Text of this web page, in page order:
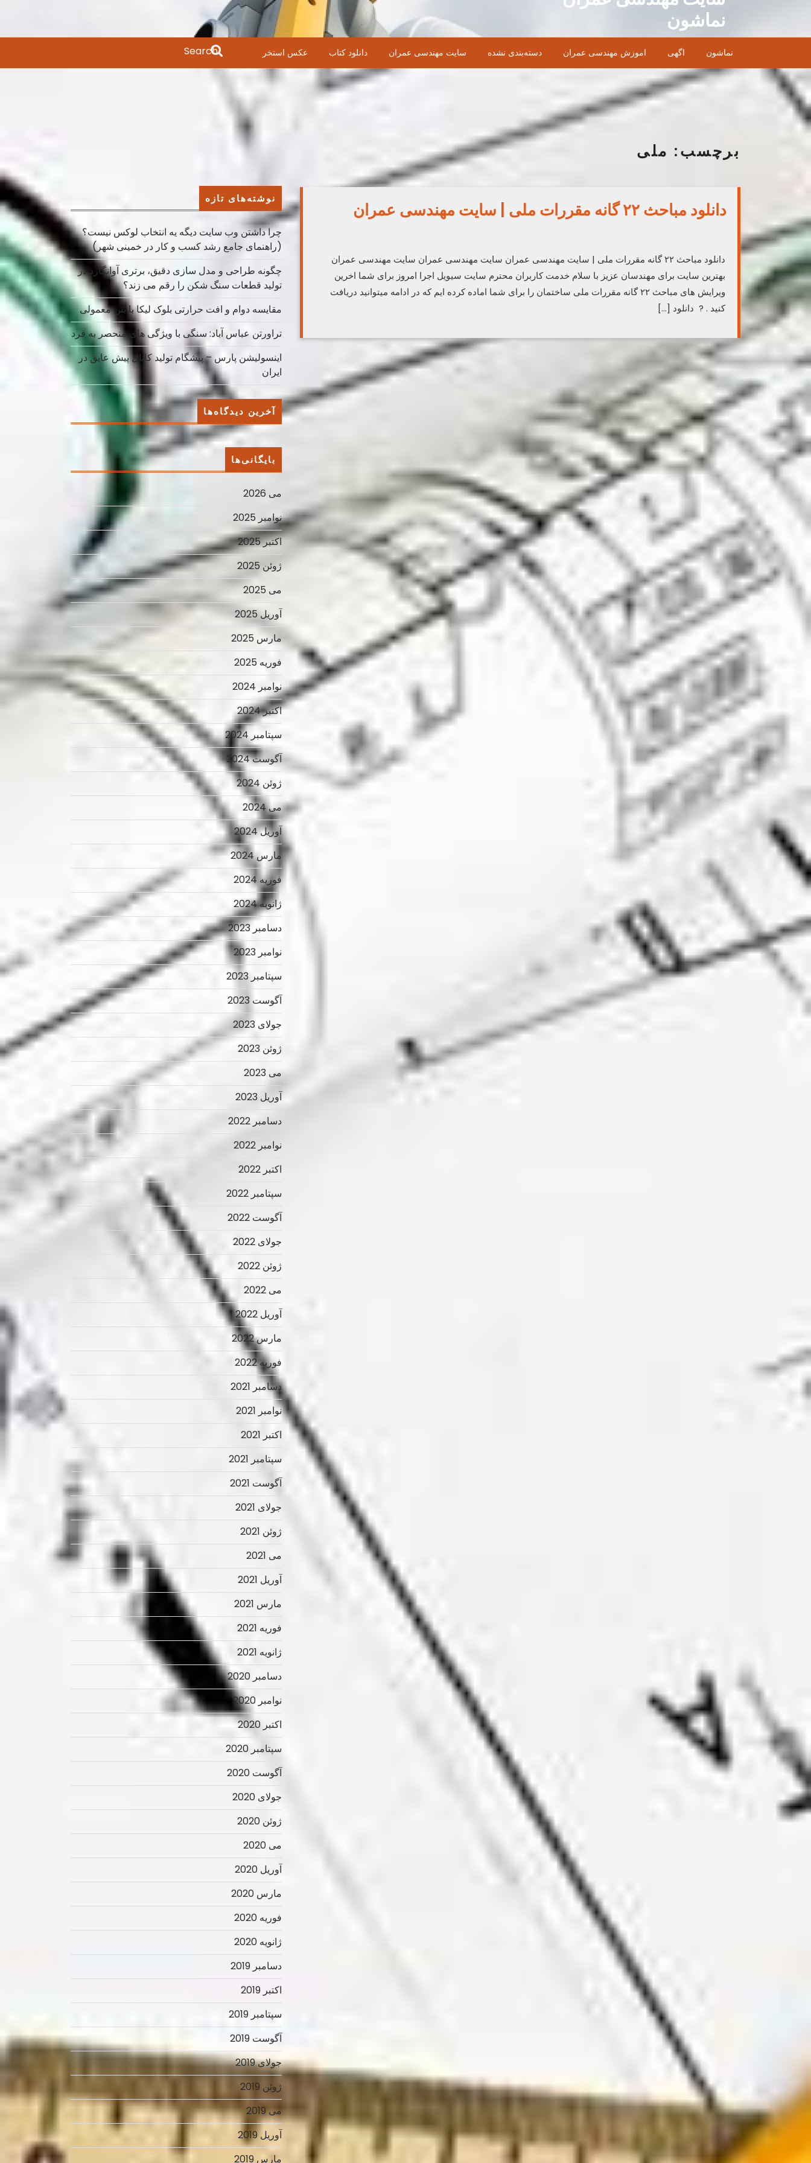
content
نماشون
نماشون اگهی اموزش مهندسی عمران دسته‌بندی نشده سایت مهندسی عمران دانلود کتاب عکس استخر
Search
for:
برچسب: ملی
دانلود مباحث ۲۲ گانه مقررات ملی | سایت مهندسی عمران
دانلود مباحث ۲۲ گانه مقررات ملی | سایت مهندسی عمران سایت مهندسی عمران سایت مهندسی عمران
بهترین سایت برای مهندسان عزیز با سلام خدمت کاربران محترم سایت سیویل اجرا امروز برای شما اخرین
ویرایش های مباحث ۲۲ گانه مقررات ملی ساختمان را برای شما اماده کرده ایم که در ادامه میتوانید دریافت
کنید . ? دانلود […]
نوشته‌های تازه
چرا داشتن وب سایت دیگه یه انتخاب لوکس نیست؟
(راهنمای جامع رشد کسب ‌و کار در خمینی ‌شهر)
چگونه طراحی و مدل سازی دقیق، برتری آوانگارد در
تولید قطعات سنگ شکن را رقم می زند؟
مقایسه دوام و افت حرارتی بلوک لیکا با بتن معمولی
تراورتن عباس آباد: سنگی با ویژگی های منحصر به فرد
اینسولیشن پارس – پیشگام تولید کانال پیش عایق در
ایران
آخرین دیدگاه‌ها
بایگانی‌ها
می 2026
نوامبر 2025
اکتبر 2025
ژوئن 2025
می 2025
آوریل 2025
مارس 2025
فوریه 2025
نوامبر 2024
اکتبر 2024
سپتامبر 2024
آگوست 2024
ژوئن 2024
می 2024
آوریل 2024
مارس 2024
فوریه 2024
ژانویه 2024
دسامبر 2023
نوامبر 2023
سپتامبر 2023
آگوست 2023
جولای 2023
ژوئن 2023
می 2023
آوریل 2023
دسامبر 2022
نوامبر 2022
اکتبر 2022
سپتامبر 2022
آگوست 2022
جولای 2022
ژوئن 2022
می 2022
آوریل 2022
مارس 2022
فوریه 2022
دسامبر 2021
نوامبر 2021
اکتبر 2021
سپتامبر 2021
آگوست 2021
جولای 2021
ژوئن 2021
می 2021
آوریل 2021
مارس 2021
فوریه 2021
ژانویه 2021
دسامبر 2020
نوامبر 2020
اکتبر 2020
سپتامبر 2020
آگوست 2020
جولای 2020
ژوئن 2020
می 2020
آوریل 2020
مارس 2020
فوریه 2020
ژانویه 2020
دسامبر 2019
اکتبر 2019
سپتامبر 2019
آگوست 2019
جولای 2019
ژوئن 2019
می 2019
آوریل 2019
مارس 2019